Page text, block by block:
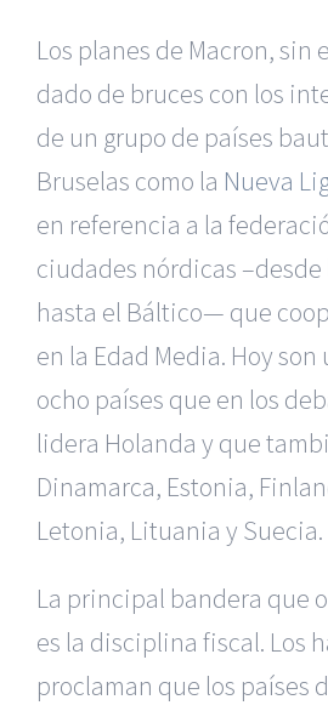
Los planes de Macron, sin
dado de bruces con los
de un grupo de países
Bruselas como la Nueva
en referencia a la
ciudades nórdicas –desde
hasta el Báltico— que
en la Edad Media. Hoy son
ocho países que en los
lidera Holanda y que
Dinamarca, Estonia,
Letonia, Lituania y Suecia.
La principal bandera que
es la disciplina fiscal. Los
proclaman que los países